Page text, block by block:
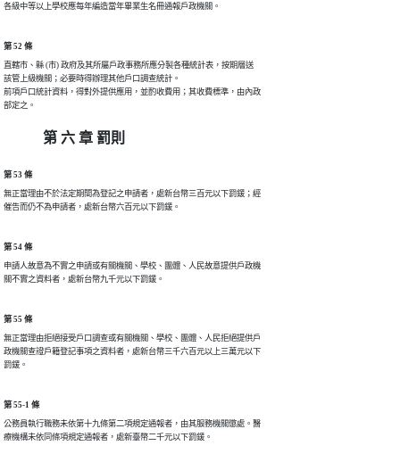
各級中等以上學校應每年編造當年畢業生名冊通報戶政機關。
第 52 條
直轄市、縣 (市) 政府及其所屬戶政事務所應分製各種統計表，按期層送
該管上級機關；必要時得辦理其他戶口調查統計。
前項戶口統計資料，得對外提供應用，並酌收費用；其收費標準，由內政
部定之。
第 六 章 罰則
第 53 條
無正當理由不於法定期間為登記之申請者，處新台幣三百元以下罰鍰；經
催告而仍不為申請者，處新台幣六百元以下罰鍰。
第 54 條
申請人故意為不實之申請或有關機關、學校、團體、人民故意提供戶政機
關不實之資料者，處新台幣九千元以下罰鍰。
第 55 條
無正當理由拒絕接受戶口調查或有關機關、學校、團體、人民拒絕提供戶
政機關查證戶籍登記事項之資料者，處新台幣三千六百元以上三萬元以下
罰鍰。
第 55-1 條
公務員執行職務未依第十九條第二項規定通報者，由其服務機關懲處。醫
療機構未依同條項規定通報者，處新臺幣二千元以下罰鍰。